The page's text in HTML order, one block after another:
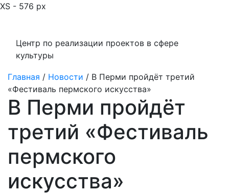
XS - 576 px
Центр по реализации проектов в сфере
культуры
Главная / Новости / В Перми пройдёт третий
«Фестиваль пермского искусства»
В Перми пройдёт
третий «Фестиваль
пермского
искусства»